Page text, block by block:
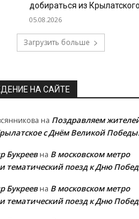
добираться из Крылатского
05.08.2026
Загрузить больше
НА САЙТЕ
на Поздравляем
с Днём Великой
Букреевна В московском метро
тематический поезд к Дню
Букреевна В московском метро
тематический поезд к Дню